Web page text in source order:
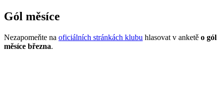
Gól měsíce
Nezapomeňte na oficiálních stránkách klubu hlasovat v anketě o gól
měsíce března.